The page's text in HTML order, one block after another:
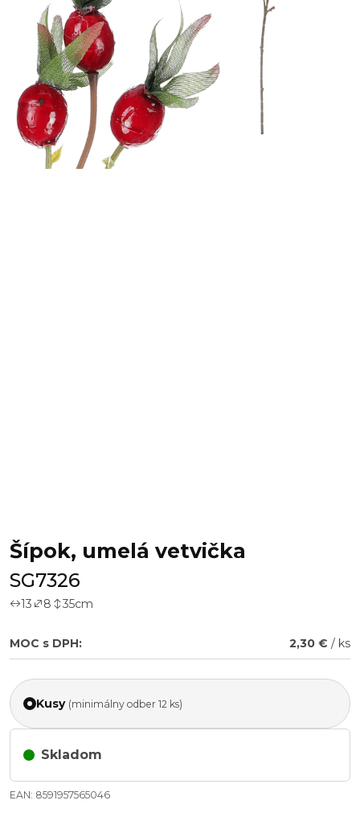
Šípok, umelá vetvička
SG7326
13 8 35cm
MOC s DPH: 2,30 € / ks
Kusy (minimálny odber 12 ks)
Skladom
EAN: 8591957565046